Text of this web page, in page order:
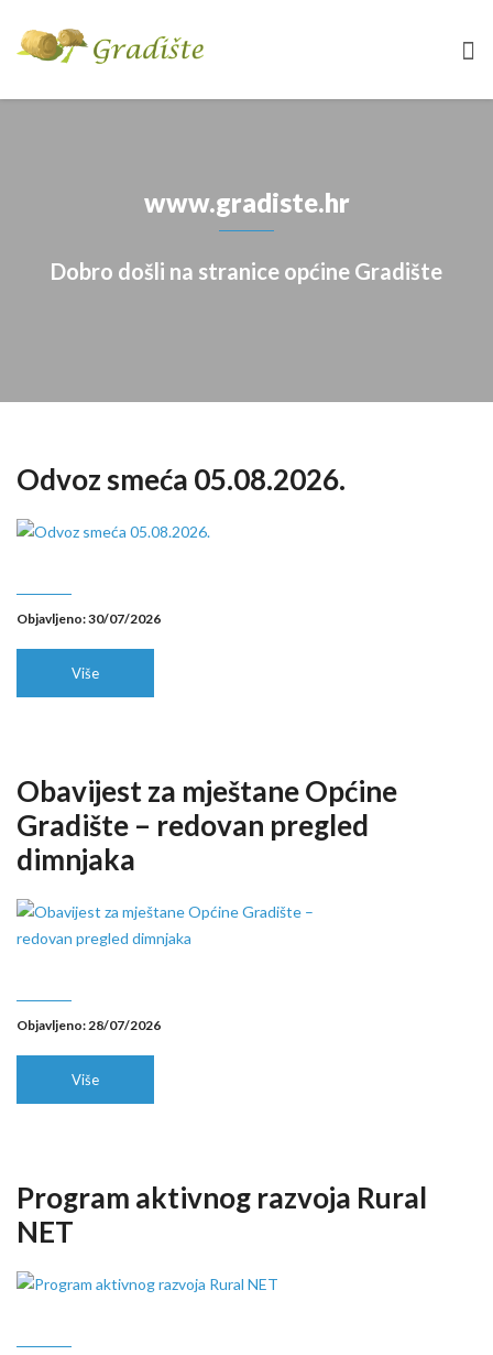
www.gradiste.hr
Dobro došli na stranice općine Gradište
Odvoz smeća 05.08.2026.
Objavljeno: 30/07/2026
Više
Obavijest za mještane Općine
Gradište – redovan pregled
dimnjaka
Objavljeno: 28/07/2026
Više
Program aktivnog razvoja Rural
NET